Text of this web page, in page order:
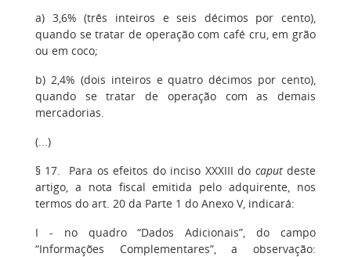
a) 3,6% (três inteiros e seis décimos por cento),
quando se tratar de operação com café cru, em grão
ou em coco;
b) 2,4% (dois inteiros e quatro décimos por cento),
quando se tratar de operação com as demais
mercadorias.
(...)
§ 17. Para os efeitos do inciso XXXIII do caputdeste
artigo, a nota fiscal emitida pelo adquirente, nos
termos do art. 20 da Parte 1 do Anexo V, indicará:
I - no quadro “Dados Adicionais”, do campo
“Informações Complementares”, a observação: